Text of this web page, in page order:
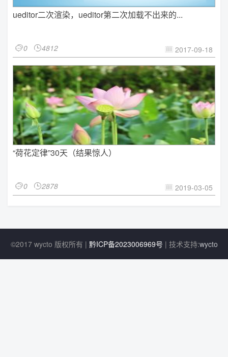
ueditor二次渲染，ueditor第二次加载不出来的...
0 4812  2017-09-18
“荷花定律”30天（结果惊人）
0 2878  2019-03-05
©2017 wycto 版权所有 | 黔ICP备2023006969号 | 技术支持:wycto